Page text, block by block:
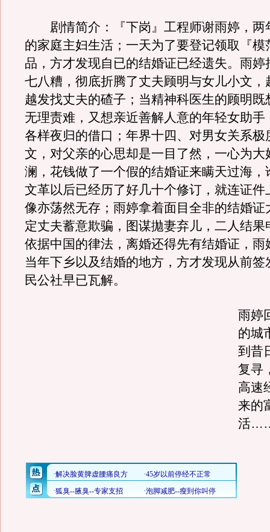
剧情简介：『下岗』工程师谢雨婷，两
的家庭主妇生活；一天为了要登记领取『模
品，方才发现自已的结婚证已经遗失。雨婷
七八糟，彻底折腾了丈夫顾明与女儿小文，
越发找丈夫的碴子；当精神科医生的顾明既
无理责难，又想亲近善解人意的年轻女助手
各样夜归的借口；年界十四、对男女关系极
文，对父亲的心思却是一目了然，一心为大
澜，花钱做了一个假的结婚证来瞒天过海，
文革以后已经历了好几十个修订，就连证件
像亦荡然无存；雨婷拿着面目全非的结婚证
定丈夫蓄意欺骗，图谋拋妻弃儿，二人结果
依据中国的律法，离婚还得先有结婚证，雨
当年下乡以及结婚的地方，方才发现从前签
民公社早已瓦解。
雨婷
的城
到昔
复寻
高速
来的
活